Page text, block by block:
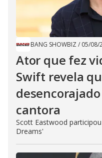
BANG SHOWBIZ / 05/08/
Ator que fez
Swift revela
cantora
Scott Eastwood
Dreams'